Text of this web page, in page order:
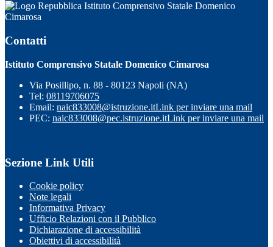
Istituto Comprensivo Statale Domenico
Cimarosa
Contatti
Istituto Comprensivo Statale Domenico Cimarosa
Via Posillipo, n. 88 - 80123 Napoli (NA)
Tel: 08119706075
Email: naic833008@istruzione.itLink per inviare una mail
PEC: naic833008@pec.istruzione.itLink per inviare una mail
Sezione Link Utili
Cookie policy
Note legali
Informativa Privacy
Ufficio Relazioni con il Pubblico
Dichiarazione di accessibilità
Obiettivi di accessibilità